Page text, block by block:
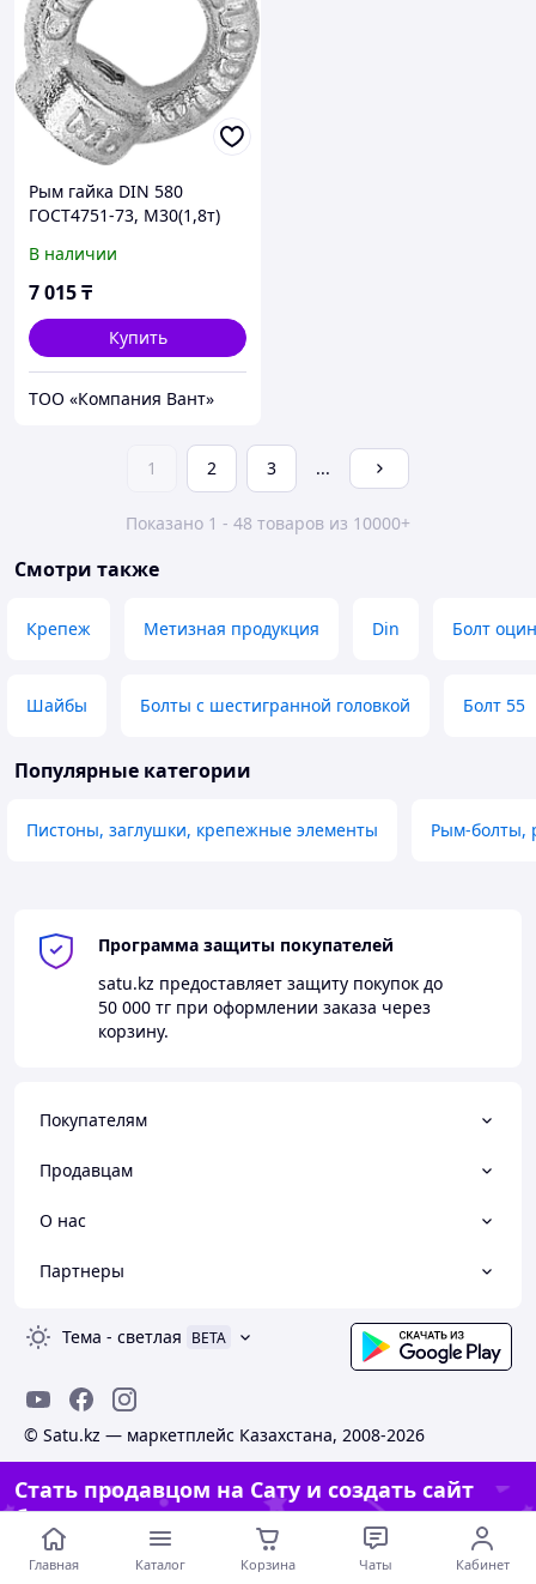
Рым гайка DIN 580
ГОСТ4751-73, М30(1,8т)
В наличии
7 015₸
Купить
ТОО «Компания Вант»
1 2 3 ...
Показано 1 - 48 товаров из 10000+
Смотри также
Крепеж Метизная продукция Din Болт
Шайбы Болты с шестигранной головкой Болт 55
Популярные категории
Пистоны, заглушки, крепежные элементы Рым-болты,
Программа защиты покупателей
satu.kz предоставляет защиту покупок до
50 000 тг при оформлении заказа через
корзину.
Покупателям
Продавцам
О нас
Партнеры
Тема - светлая BETA
© Satu.kz — маркетплейс Казахстана, 2008-2026
Стать продавцом на Сату и создать сайт
бесплатно
Создать сайт
Главная Каталог Корзина Чаты Кабинет